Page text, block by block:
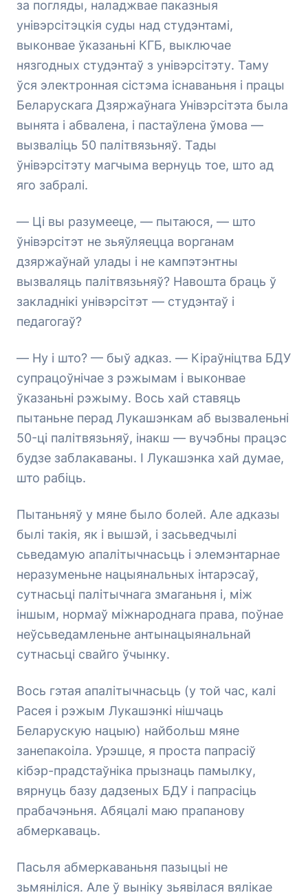
за погляды, наладжвае паказныя
унівэрсітэцкія суды над студэнтамі,
выконвае ўказаньні КГБ, выключае
нязгодных студэнтаў з унівэрсітэту. Таму
ўся электронная сістэма існаваньня і працы
Беларускага Дзяржаўнага Унівэрсітэта была
вынята і абвалена, і пастаўлена ўмова —
вызваліць 50 палітвязьняў. Тады
ўнівэрсітэту магчыма вернуць тое, што ад
яго забралі.
— Ці вы разумееце, — пытаюся, — што
ўнівэрсітэт не зьяўляецца ворганам
дзяржаўнай улады і не кампэтэнтны
вызваляць палітвязьняў? Навошта браць ў
закладнікі унівэрсітэт — студэнтаў і
педагогаў?
— Ну і што? — быў адказ. — Кіраўніцтва БДУ
супрацоўнічае з рэжымам і выконвае
ўказаньні рэжыму. Вось хай ставяць
пытаньне перад Лукашэнкам аб вызваленьні
50-ці палітвязьняў, інакш — вучэбны працэс
будзе заблакаваны. І Лукашэнка хай думае,
што рабіць.
Пытаньняў у мяне было болей. Але адказы
былі такія, як і вышэй, і засьведчылі
сьведамую апалітычнасьць і элемэнтарнае
неразуменьне нацыянальных інтарэсаў,
сутнасьці палітычнага змаганьня і, між
іншым, нормаў міжнароднага права, поўнае
неўсьведамленьне антынацыянальнай
сутнасьці свайго ўчынку.
Вось гэтая апалітычнасьць (у той час, калі
Расея і рэжым Лукашэнкі нішчаць
Беларускую нацыю) найбольш мяне
занепакоіла. Урэшце, я проста папрасіў
кібэр-прадстаўніка прызнаць памылку,
вярнуць базу дадзеных БДУ і папрасіць
прабачэньня. Абяцалі маю прапанову
абмеркаваць.
Пасьля абмеркаваньня пазыцыі не
зьмяніліся. Але ў выніку зьявілася вялікае